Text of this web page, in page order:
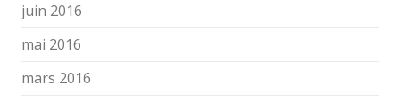
juin 2016
mai 2016
mars 2016